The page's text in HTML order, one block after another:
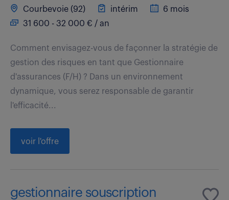
Courbevoie (92) intérim
6 mois
31 600 - 32 000 € / an
Comment envisagez-vous de façonner la stratégie de
gestion des risques en tant que Gestionnaire
d'assurances (F/H) ? Dans un environnement
dynamique, vous serez responsable de garantir
l'efficacité...
voir l'offre
gestionnaire souscription